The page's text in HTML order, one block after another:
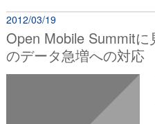
2012/03/19
Open Mobile Summit
のデータ急増への対応